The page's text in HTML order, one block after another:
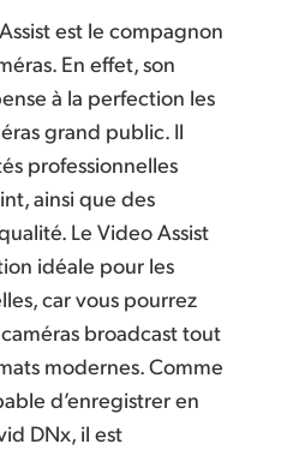
est le compagnon
En effet, son
à la perfection les
grand public. Il
professionnelles
ainsi que des
Le Video Assist
idéale pour les
car vous pourrez
broadcast tout
modernes. Comme
d’enregistrer en
DNx, il est